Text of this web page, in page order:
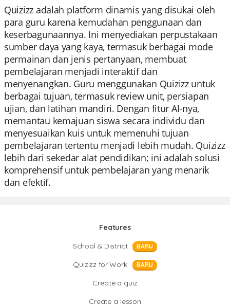
Quizizz adalah platform dinamis yang disukai oleh
para guru karena kemudahan penggunaan dan
keserbagunaannya. Ini menyediakan perpustakaan
sumber daya yang kaya, termasuk berbagai mode
permainan dan jenis pertanyaan, membuat
pembelajaran menjadi interaktif dan
menyenangkan. Guru menggunakan Quizizz untuk
berbagai tujuan, termasuk review unit, persiapan
ujian, dan latihan mandiri. Dengan fitur AI-nya,
memantau kemajuan siswa secara individu dan
menyesuaikan kuis untuk memenuhi tujuan
pembelajaran tertentu menjadi lebih mudah. Quizizz
lebih dari sekedar alat pendidikan; ini adalah solusi
komprehensif untuk pembelajaran yang menarik
dan efektif.
Features
School & District
BARU
Quizizz for Work BARU
Create a quiz
Create a lesson